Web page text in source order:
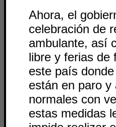
Ahora, el
celebración de
ambulante, así
libre y ferias de
este país
están en paro y
normales con
estas medidas